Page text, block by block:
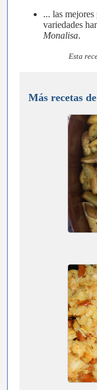
... las mejores
variedades
Monalisa.
Esta
Más recetas